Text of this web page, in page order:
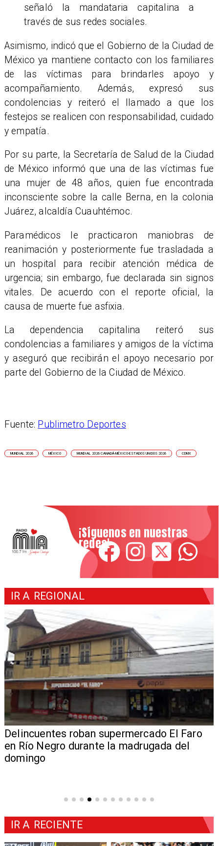
señaló la mandataria capitalina a
través de sus redes sociales.
Asimismo, indicó que el Gobierno de la Ciudad de
México ya mantiene contacto con los familiares
de las víctimas para brindarles apoyo y
acompañamiento. Además, expresó sus
condolencias y reiteró el llamado a que los
festejos se realicen con responsabilidad, cuidado
y empatía.
Por su parte, la Secretaría de Salud de la Ciudad
de México informó que una de las víctimas fue
una mujer de 48 años, quien fue encontrada
inconsciente sobre la calle Berna, en la colonia
Juárez, alcaldía Cuauhtémoc.
Paramédicos le practicaron maniobras de
reanimación y posteriormente fue trasladada a
un hospital para recibir atención médica de
urgencia; sin embargo, fue declarada sin signos
vitales. De acuerdo con el reporte oficial, la
causa de muerte fue asfixia.
La dependencia capitalina reiteró sus
condolencias a familiares y amigos de la víctima
y aseguró que recibirán el apoyo necesario por
parte del Gobierno de la Ciudad de México.
Fuente: Publimetro Deportes
MUNDIAL 2026 MÉXICO MUNDIAL 2026 CANADÁ-MÉXICO-ESTADOS UNIDOS 2026 CDMX
¡Síguenos en nuestras
redes!
IR A REGIONAL
Delincuentes roban supermercado El Faro
en Río Negro durante la madrugada del
domingo
IR A RECIENTE